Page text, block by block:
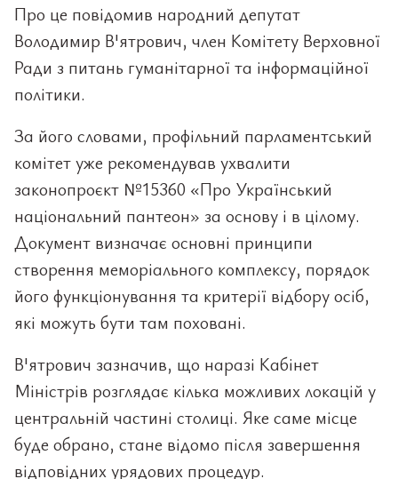
Про це повідомив народний депутат
Володимир В'ятрович, член Комітету Верховної
Ради з питань гуманітарної та інформаційної
політики.
За його словами, профільний парламентський
комітет уже рекомендував ухвалити
законопроєкт №15360 «Про Український
національний пантеон» за основу і в цілому.
Документ визначає основні принципи
створення меморіального комплексу, порядок
його функціонування та критерії відбору осіб,
які можуть бути там поховані.
В'ятрович зазначив, що наразі Кабінет
Міністрів розглядає кілька можливих локацій у
центральній частині столиці. Яке саме місце
буде обрано, стане відомо після завершення
відповідних урядових процедур.